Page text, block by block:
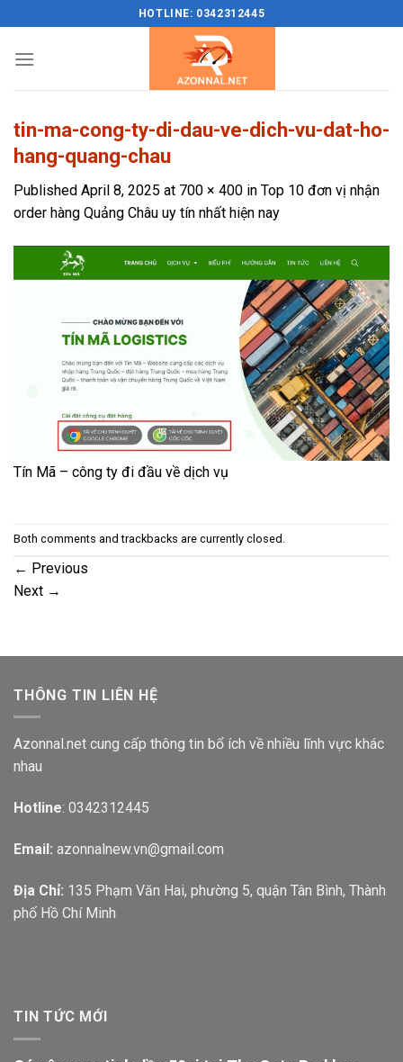
content
HOTLINE: 0342312445
tin-ma-cong-ty-di-dau-ve-dich-vu-dat-ho-
hang-quang-chau
Published April 8, 2025 at 700 × 400 in Top 10 đơn vị nhận
order hàng Quảng Châu uy tín nhất hiện nay
Tín Mã – công ty đi đầu về dịch vụ
Both comments and trackbacks are currently closed.
← Previous
Next →
THÔNG TIN LIÊN HỆ
Azonnal.net cung cấp thông tin bổ ích về nhiều lĩnh vực khác
nhau
Hotline: 0342312445
Email: azonnalnew.vn@gmail.com
Địa Chỉ: 135 Phạm Văn Hai, phường 5, quận Tân Bình, Thành
phố Hồ Chí Minh
TIN TỨC MỚI